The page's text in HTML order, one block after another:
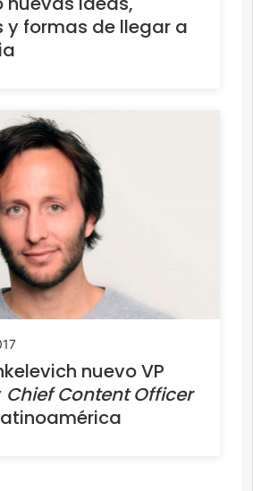
y formas de llegar a
nuevo VP
Chief Content Officer